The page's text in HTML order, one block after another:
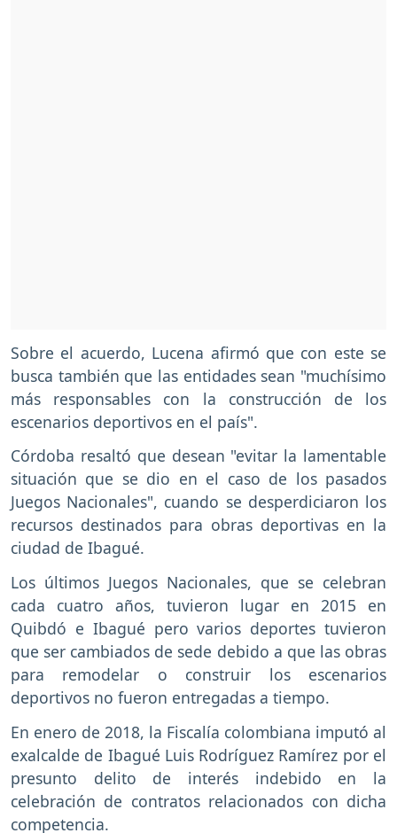
Sobre el acuerdo, Lucena afirmó que con este se
busca también que las entidades sean "muchísimo
más responsables con la construcción de los
escenarios deportivos en el país".
Córdoba resaltó que desean "evitar la lamentable
situación que se dio en el caso de los pasados
Juegos Nacionales", cuando se desperdiciaron los
recursos destinados para obras deportivas en la
ciudad de Ibagué.
Los últimos Juegos Nacionales, que se celebran
cada cuatro años, tuvieron lugar en 2015 en
Quibdó e Ibagué pero varios deportes tuvieron
que ser cambiados de sede debido a que las obras
para remodelar o construir los escenarios
deportivos no fueron entregadas a tiempo.
En enero de 2018, la Fiscalía colombiana imputó al
exalcalde de Ibagué Luis Rodríguez Ramírez por el
presunto delito de interés indebido en la
celebración de contratos relacionados con dicha
competencia.